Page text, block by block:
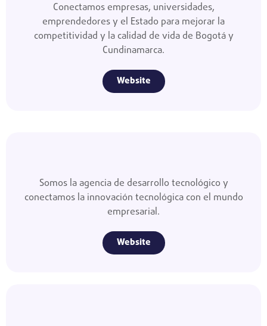
Conectamos empresas, universidades,
emprendedores y el Estado para mejorar la
competitividad y la calidad de vida de Bogotá y
Cundinamarca.
Website
Somos la agencia de desarrollo tecnológico y
conectamos la innovación tecnológica con el mundo
empresarial.
Website